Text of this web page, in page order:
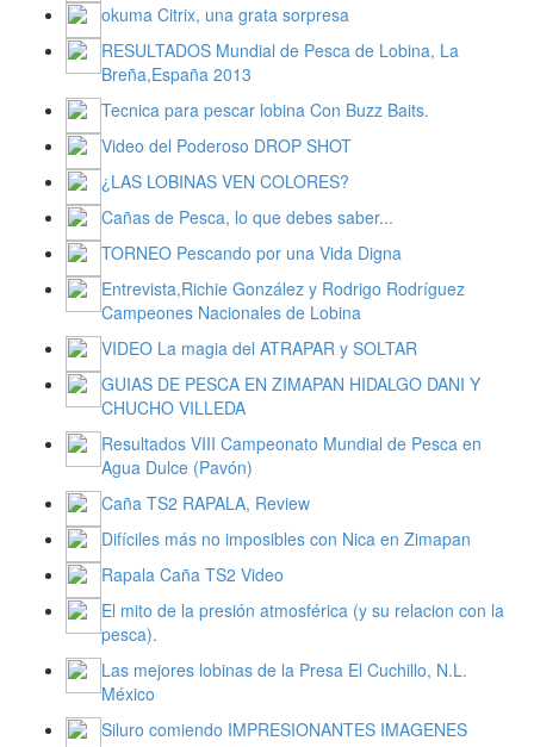
okuma Citrix, una grata sorpresa
RESULTADOS Mundial de Pesca de Lobina, La
Breña,España 2013
Tecnica para pescar lobina Con Buzz Baits.
Video del Poderoso DROP SHOT
¿LAS LOBINAS VEN COLORES?
Cañas de Pesca, lo que debes saber...
TORNEO Pescando por una Vida Digna
Entrevista,Richie González y Rodrigo Rodríguez
Campeones Nacionales de Lobina
VIDEO La magia del ATRAPAR y SOLTAR
GUIAS DE PESCA EN ZIMAPAN HIDALGO DANI Y
CHUCHO VILLEDA
Resultados VIII Campeonato Mundial de Pesca en
Agua Dulce (Pavón)
Caña TS2 RAPALA, Review
Difíciles más no imposibles con Nica en Zimapan
Rapala Caña TS2 Video
El mito de la presión atmosférica (y su relacion con la
pesca).
Las mejores lobinas de la Presa El Cuchillo, N.L.
México
Siluro comiendo IMPRESIONANTES IMAGENES